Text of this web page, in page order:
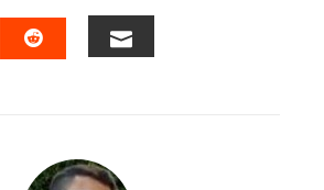
TWITTERLINKEDIN